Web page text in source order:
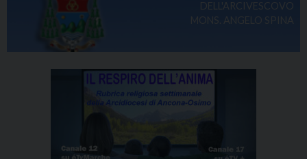
DELL'ARCIVESCOVO
MONS. ANGELO SPINA